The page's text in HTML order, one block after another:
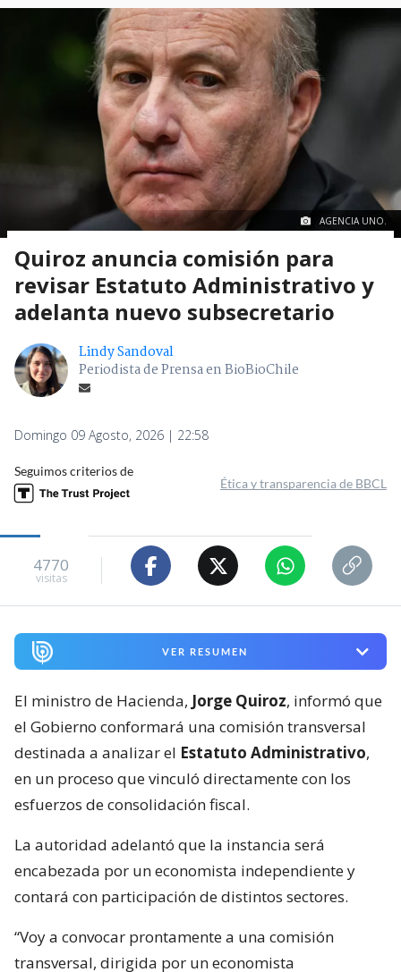
AGENCIA UNO.
Quiroz anuncia comisión para
revisar Estatuto Administrativo y
adelanta nuevo subsecretario
Lindy Sandoval
Periodista de Prensa en BioBioChile
Domingo 09 Agosto, 2026 | 22:58
Seguimos criterios de
Ética y transparencia de BBCL
4770
visitas
VER RESUMEN
El ministro de Hacienda, Jorge Quiroz, informó que
el Gobierno conformará una comisión transversal
destinada a analizar el Estatuto Administrativo,
en un proceso que vinculó directamente con los
esfuerzos de consolidación fiscal.
La autoridad adelantó que la instancia será
encabezada por un economista independiente y
contará con participación de distintos sectores.
“Voy a convocar prontamente a una comisión
transversal, dirigida por un economista